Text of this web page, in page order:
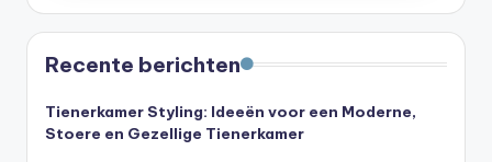
Recente berichten
Tienerkamer Styling: Ideeën voor een Moderne,
Stoere en Gezellige Tienerkamer